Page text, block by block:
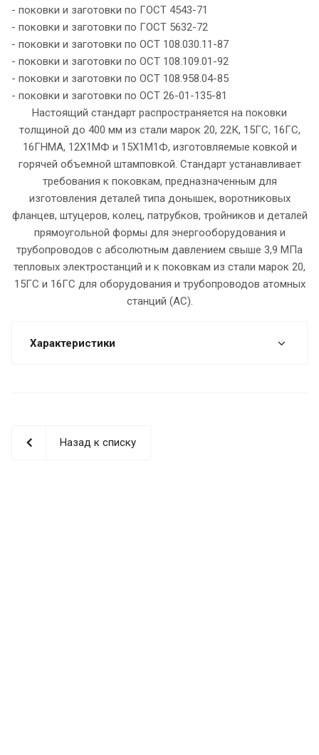
- поковки и заготовки по ГОСТ 4543-71
- поковки и заготовки по ГОСТ 5632-72
- поковки и заготовки по ОСТ 108.030.11-87
- поковки и заготовки по ОСТ 108.109.01-92
- поковки и заготовки по ОСТ 108.958.04-85
- поковки и заготовки по ОСТ 26-01-135-81
Настоящий стандарт распространяется на поковки
толщиной до 400 мм из стали марок 20, 22К, 15ГС, 16ГС,
16ГНМА, 12X1МФ и 15Х1М1Ф, изготовляемые ковкой и
горячей объемной штамповкой. Стандарт устанавливает
требования к поковкам, предназначенным для
изготовления деталей типа донышек, воротниковых
фланцев, штуцеров, колец, патрубков, тройников и деталей
прямоугольной формы для энергооборудования и
трубопроводов с абсолютным давлением свыше 3,9 МПа
тепловых электростанций и к поковкам из стали марок 20,
15ГС и 16ГС для оборудования и трубопроводов атомных
станций (АС).
Характеристики
Назад к списку